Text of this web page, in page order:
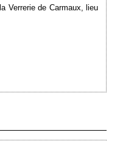
Verrerie de Carmaux, lieu